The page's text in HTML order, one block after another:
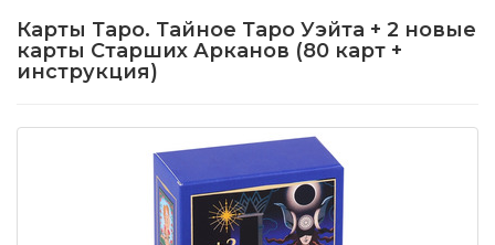
Карты Таро. Тайное Таро Уэйта + 2 новые
карты Старших Арканов (80 карт +
инструкция)